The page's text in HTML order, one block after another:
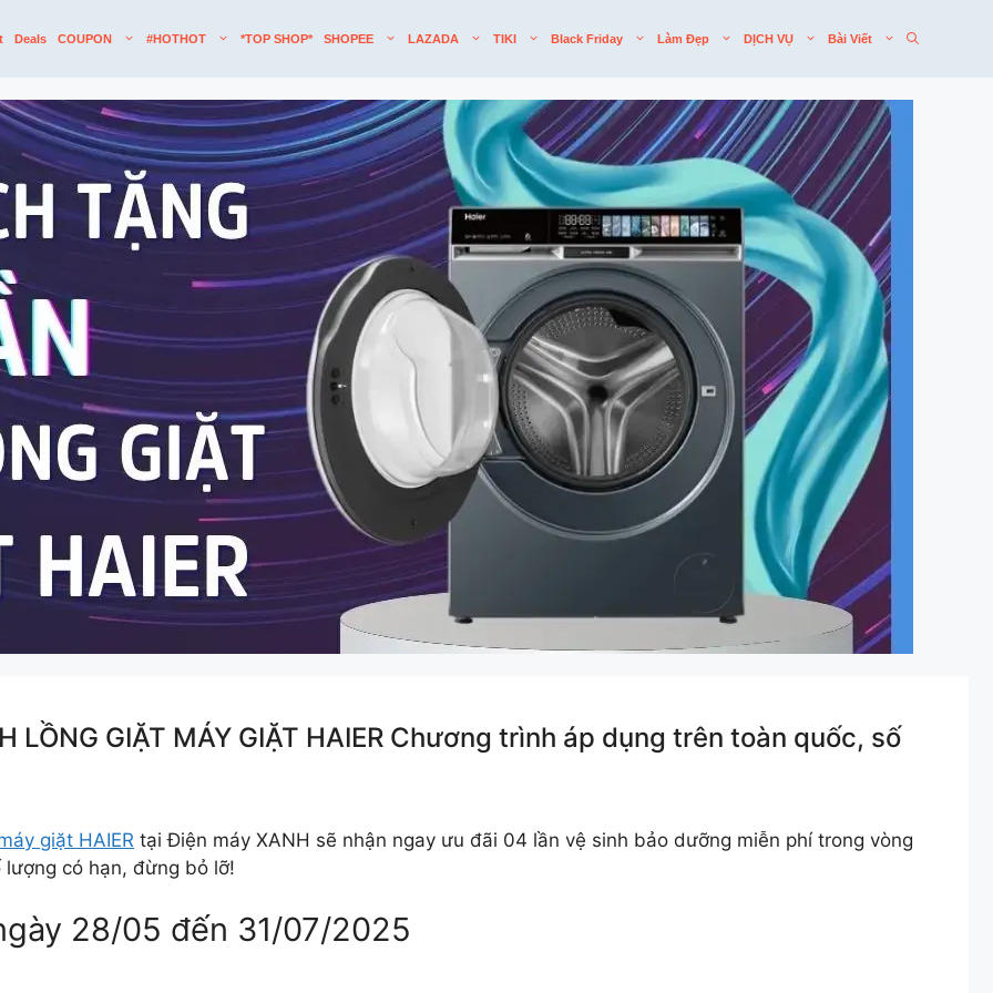
Deals COUPON #HOTHOT *TOP SHOP* SHOPEE LAZADA TIKI Black Friday Làm Đẹp DỊCH VỤ Bài Viết
LỒNG GIẶT MÁY GIẶT HAIER Chương trình áp dụng trên toàn quốc, số
giặt HAIER tại Điện máy XANH sẽ nhận ngay ưu đãi 04 lần vệ sinh bảo dưỡng miễn phí trong vòng
có hạn, đừng bỏ lỡ!
28/05 đến 31/07/2025